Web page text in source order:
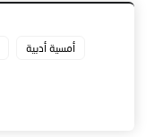
أمسية أدبية